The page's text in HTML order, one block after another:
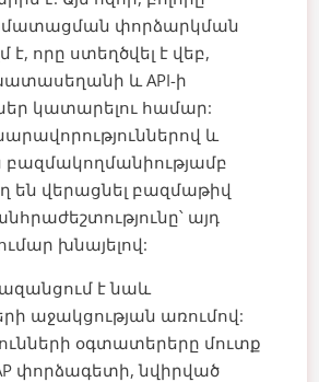
փորձարկման
որը ստեղծվել է վեբ,
և API-ի
կատարելու համար:
և
են վերացնել բազմաթիվ
այդ
խնայելով:
է նաև
աջակցության առումով:
օգտատերերը մուտք
փորձագետի, նվիրված